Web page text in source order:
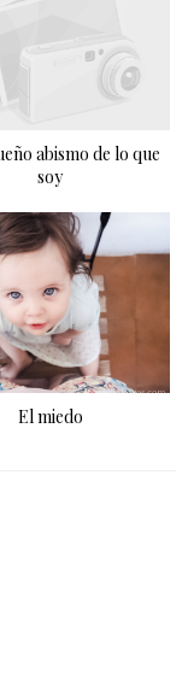
abismo de lo que
soy
El miedo